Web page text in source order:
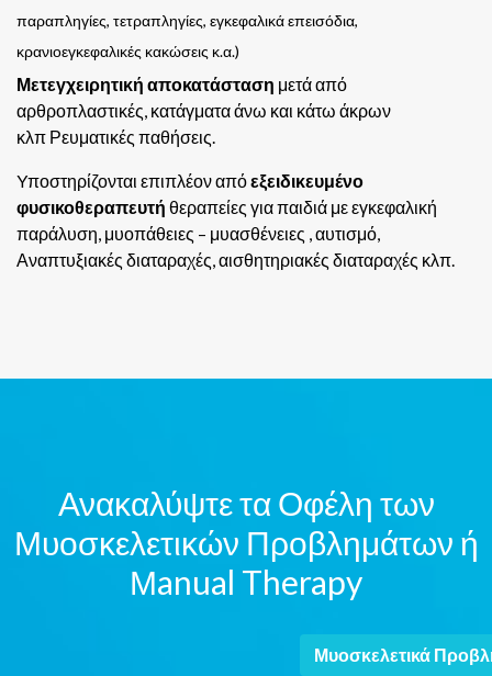
παραπληγίες, τετραπληγίες, εγκεφαλικά επεισόδια,
κρανιοεγκεφαλικές κακώσεις κ.α.)
Μετεγχειρητική αποκατάσταση μετά από
αρθροπλαστικές, κατάγματα άνω και κάτω άκρων
κλπ Ρευματικές παθήσεις.
Yποστηρίζονται επιπλέον απόεξειδικευμένο
φυσικοθεραπευτή θεραπείες για παιδιά με εγκεφαλική
παράλυση, μυοπάθειες – μυασθένειες , αυτισμό,
Αναπτυξιακές διαταραχές, αισθητηριακές διαταραχές κλπ.
Ανακαλύψτε τα Οφέλη των
Μυοσκελετικών Προβλημάτων ή
Μanual Therapy
Μυοσκελετικά